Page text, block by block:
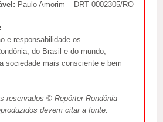
Paulo Amorim – DRT 0002305/RO
e responsabilidade os
do Brasil e do mundo,
sociedade mais consciente e bem
reservados © Repórter Rondônia
devem citar a fonte.